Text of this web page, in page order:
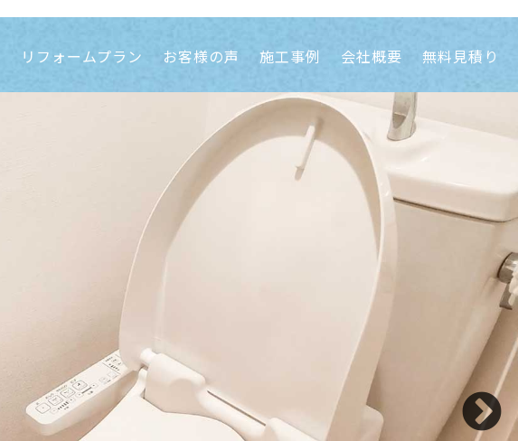
リフォームプラン お客様の声 施工事例 会社概要 無料見積り